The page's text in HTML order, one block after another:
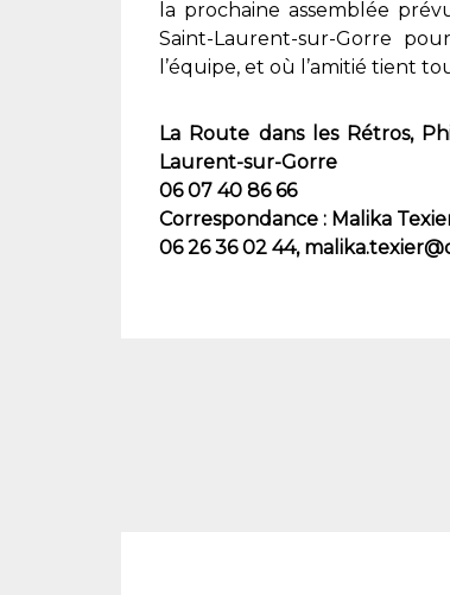
la prochaine assemblée
Saint-Laurent-sur-Gorre
l’équipe, et où l’amitié tient
La Route dans les Rétros,
Laurent-sur-Gorre
06 07 40 86 66
Correspondance : Malika
06 26 36 02 44,